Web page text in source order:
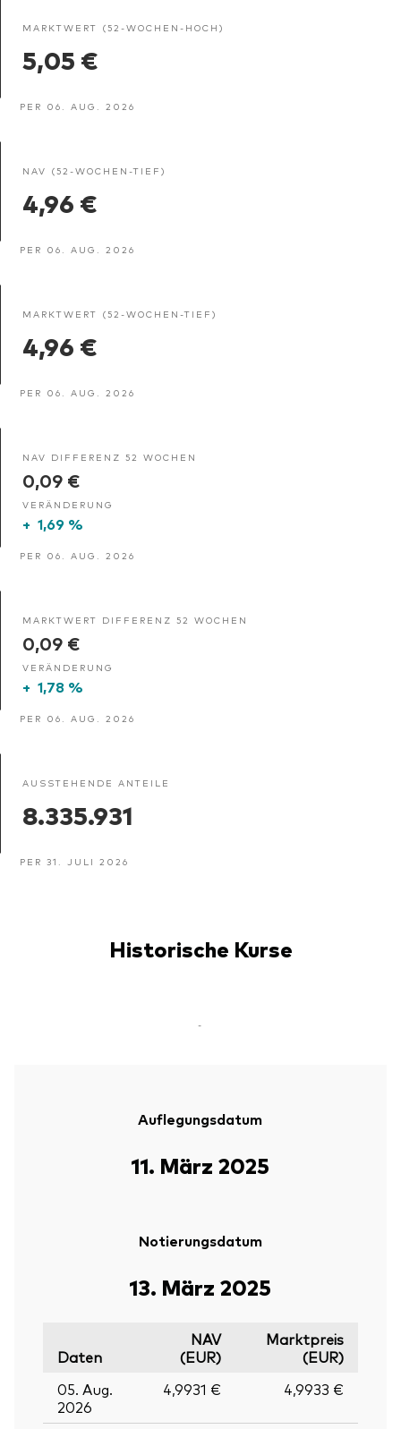
MARKTWERT (52-WOCHEN-HOCH)
5,05 €
PER 06. AUG. 2026
NAV (52-WOCHEN-TIEF)
4,96 €
PER 06. AUG. 2026
MARKTWERT (52-WOCHEN-TIEF)
4,96 €
PER 06. AUG. 2026
NAV DIFFERENZ 52 WOCHEN
0,09 €
VERÄNDERUNG
+ 1,69 %
PER 06. AUG. 2026
MARKTWERT DIFFERENZ 52 WOCHEN
0,09 €
VERÄNDERUNG
+ 1,78 %
PER 06. AUG. 2026
AUSSTEHENDE ANTEILE
8.335.931
PER 31. JULI 2026
Historische Kurse
-
Auflegungsdatum
11. März 2025
Notierungsdatum
13. März 2025
Daten
NAV
(EUR)
Marktpreis
(EUR)
05. Aug.
2026
4,9931 € 4,9933 €